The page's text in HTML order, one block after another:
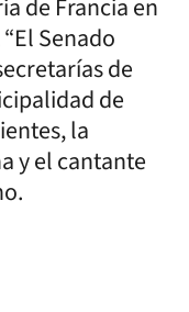
de Francia en
Senado
de
de
la
y el cantante